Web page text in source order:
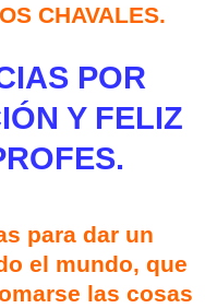
CHAVALES.
POR
Y FELIZ
para dar un
el mundo, que
las cosas